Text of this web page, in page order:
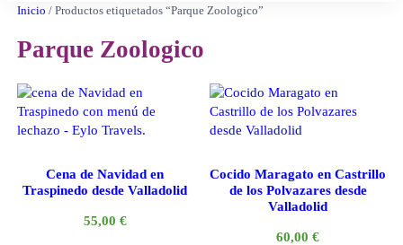
Inicio / Productos etiquetados “Parque Zoologico”
Parque Zoologico
Cena de Navidad en
Traspinedo desde Valladolid
55,00 €
Cocido Maragato en Castrillo
de los Polvazares desde
Valladolid
60,00€